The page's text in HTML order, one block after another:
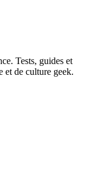
Tests, guides et
et de culture geek.